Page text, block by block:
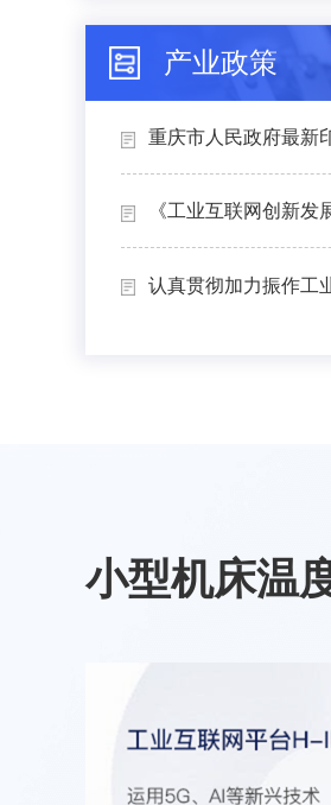
产业政策
重庆市人民政府最
《工业互联网创新发
认真贯彻加力振作工
小型机床温